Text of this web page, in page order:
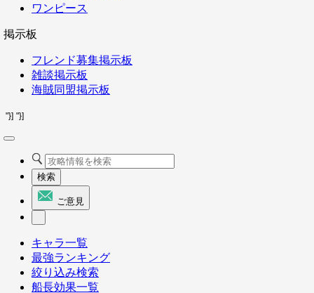
ワンピース
掲示板
フレンド募集掲示板
雑談掲示板
海賊同盟掲示板
"}] "}]
検索
ご意見
キャラ一覧
最強ランキング
絞り込み検索
船長効果一覧